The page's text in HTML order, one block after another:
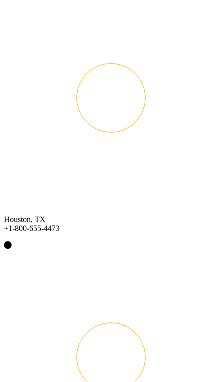
Houston, TX
+1-800-655-4473